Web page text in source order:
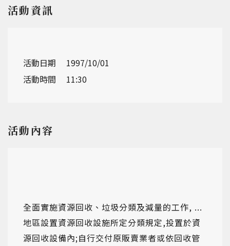
活動資訊
活動日期
1997/10/01
活動時間
11:30
活動內容
全面實施資源回收、垃圾分類及減量的工作, ...
地區設置資源回收設施所定分類規定,投置於資
源回收設備內;自行交付原販賣業者或依回收管